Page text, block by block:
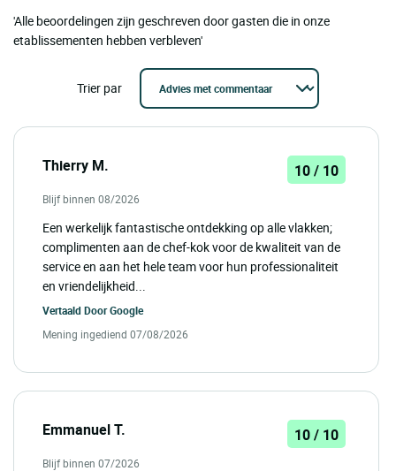
'Alle beoordelingen zijn geschreven door gasten die in onze
etablissementen hebben verbleven'
Trier par
Thierry M. 10 / 10
Blijf binnen 08/2026
Een werkelijk fantastische ontdekking op alle vlakken;
complimenten aan de chef-kok voor de kwaliteit van de
service en aan het hele team voor hun professionaliteit
en vriendelijkheid...
Vertaald DoorGoogle
Mening ingediend 07/08/2026
Emmanuel T. 10 / 10
Blijf binnen 07/2026